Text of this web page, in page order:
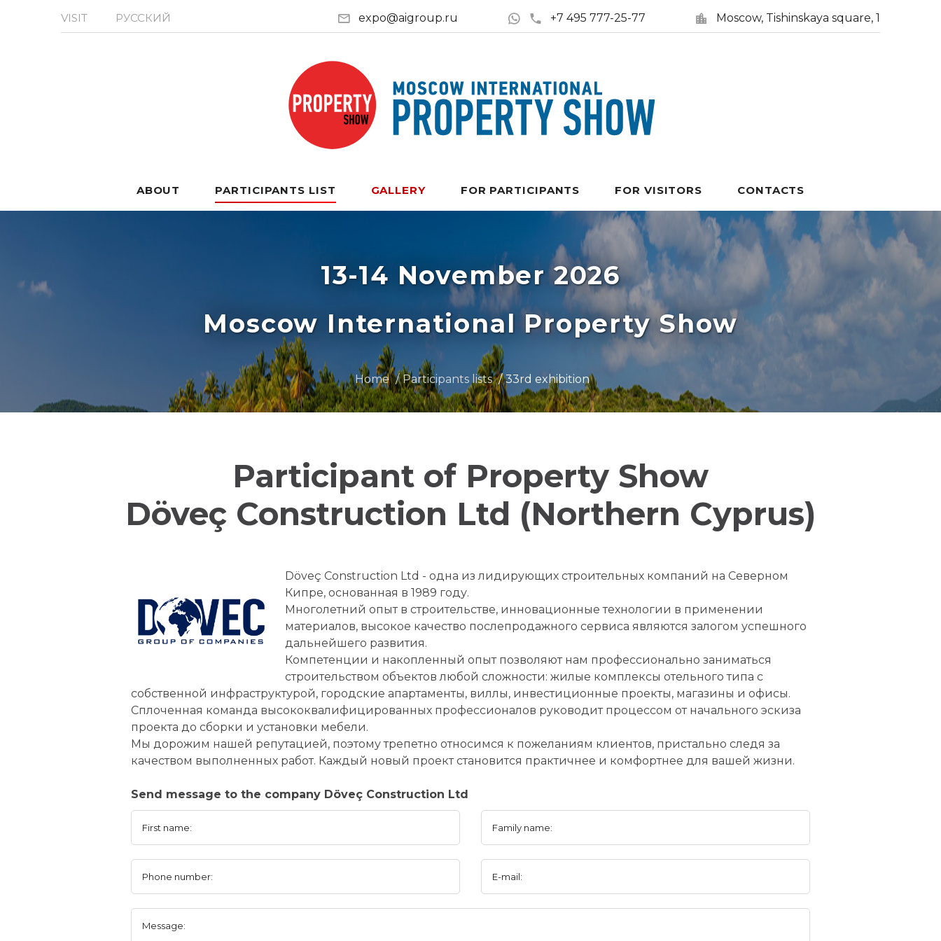
VISIT РУССКИЙ expo@aigroup.ru +7 495 777-25-77 Moscow, Tishinskaya square, 1
ABOUT PARTICIPANTS LIST GALLERY FOR PARTICIPANTS FOR VISITORS CONTACTS
13-14 November 2026
Moscow International Property Show
Home Participants lists 33rd exhibition
Participant of Property Show
Döveç Construction Ltd (Northern Cyprus)
Döveç Construction Ltd - одна из лидирующих строительных компаний на Северном
Кипре, основанная в 1989 году.
Многолетний опыт в строительстве, инновационные технологии в применении
материалов, высокое качество послепродажного сервиса являются залогом успешного
дальнейшего развития.
Компетенции и накопленный опыт позволяют нам профессионально заниматься
строительством объектов любой сложности: жилые комплексы отельного типа с
собственной инфраструктурой, городские апартаменты, виллы, инвестиционные проекты, магазины и офисы.
Сплоченная команда высококвалифицированных профессионалов руководит процессом от начального эскиза
проекта до сборки и установки мебели.
Мы дорожим нашей репутацией, поэтому трепетно относимся к пожеланиям клиентов, пристально следя за
качеством выполненных работ. Каждый новый проект становится практичнее и комфортнее для вашей жизни.
Send message to the company Döveç Construction Ltd
First name: Family name:
Phone number: E-mail:
Message: